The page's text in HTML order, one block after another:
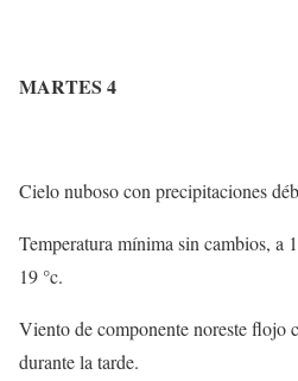
MARTES 4
Cielo nuboso con precipitaciones
Temperatura mínima sin cambios, a
19 °c.
Viento de componente noreste flojo
durante la tarde.